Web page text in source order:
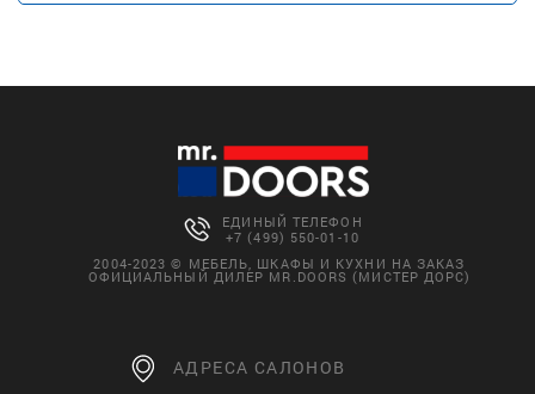
ЕДИНЫЙ ТЕЛЕФОН
+7 (499) 550-01-10
2004-2023 © МЕБЕЛЬ, ШКАФЫ И КУХНИ НА ЗАКАЗ
ОФИЦИАЛЬНЫЙ ДИЛЕР MR.DOORS (МИСТЕР ДОРС)
АДРЕСА САЛОНОВ